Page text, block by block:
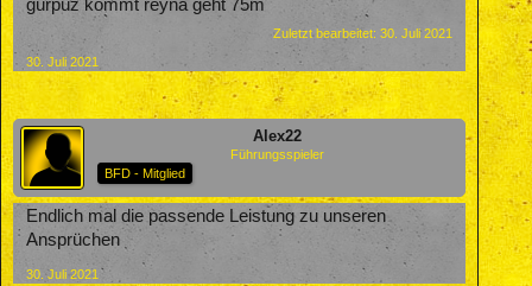
gürpüz kommt reyna geht 75m
Zuletzt bearbeitet:30. Juli 2021
30. Juli 2021
Alex22
Führungsspieler
BFD - Mitglied
Endlich mal die passende Leistung zu unseren
Ansprüchen
30. Juli 2021